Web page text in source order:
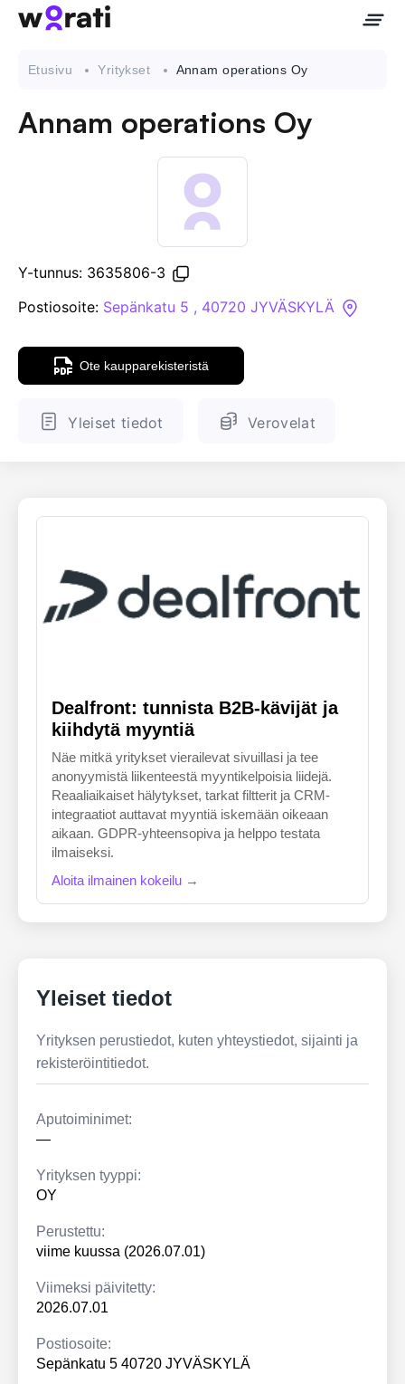
API
Pakotehaku
Etusivu Yritykset Annam operations Oy
Annam operations Oy
Y-tunnus: 3635806-3
Postiosoite: Sepänkatu 5 , 40720 JYVÄSKYLÄ
Ote kaupparekisteristä
Yleiset tiedot Verovelat
Dealfront: tunnista B2B-kävijät ja
kiihdytä myyntiä
Näe mitkä yritykset vierailevat sivuillasi ja tee
anonyymistä liikenteestä myyntikelpoisia liidejä.
Reaaliaikaiset hälytykset, tarkat filtterit ja CRM-
integraatiot auttavat myyntiä iskemään oikeaan
aikaan. GDPR-yhteensopiva ja helppo testata
ilmaiseksi.
Aloita ilmainen kokeilu →
Yleiset tiedot
Yrityksen perustiedot, kuten yhteystiedot, sijainti ja
rekisteröintitiedot.
Aputoiminimet:
—
Yrityksen tyyppi:
OY
Perustettu:
viime kuussa (2026.07.01)
Viimeksi päivitetty:
2026.07.01
Postiosoite:
Sepänkatu 5 40720 JYVÄSKYLÄ